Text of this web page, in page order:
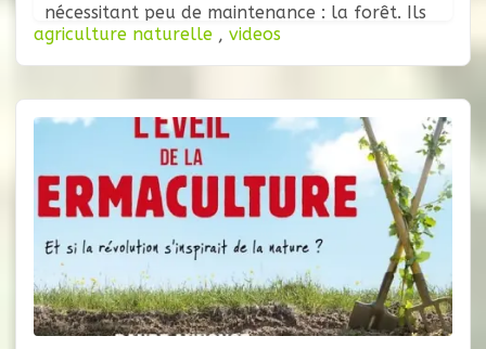
nécessitant peu de maintenance : la forêt. Ils
proposent ainsi plusieurs points de réflexion et
conseils adaptés dans cette conférence : •
devrait y en avoir dans tous les
agriculture naturelle , videos